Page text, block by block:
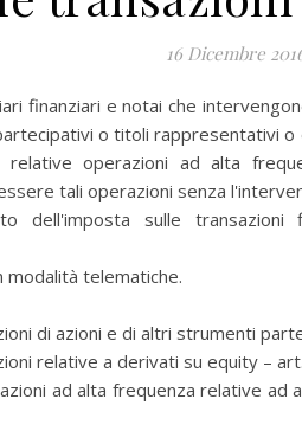
16 Dicembre
finanziari e notai che
o titoli rappresentativi
operazioni ad alta
tali operazioni senza
dell'imposta sulle
modalità telematiche.
di azioni e di altri strumenti
relative a derivati su equity –
ad alta frequenza relative ad